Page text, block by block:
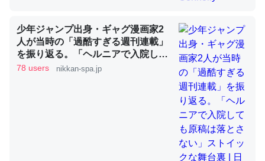
利だから両方が拮抗してるのでは」とあって面白い。海に
いる鋏角類（カブトガニ・ウミグモ）はカルシウムを使わ
ずキチンを強化してる筈だが、酵素が違うのか？
─ニュース :: 【研究発表】昆虫学の大問題＝「昆虫はなぜ海にいな
これを元に考えるとカルシウムを大量に使う脊椎動物と貝
少年ジャンプ出身・ギャグ漫画家2
人が当時の「過酷すぎる週刊連載」
を振り返る。「ヘルニアで入院して
も原稿は落とさない」ストイックな
78 users nikkan-spa.jp